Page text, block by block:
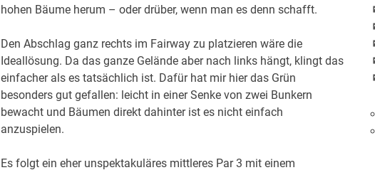
hohen Bäume herum – oder drüber, wenn man es denn schafft.
Den Abschlag ganz rechts im Fairway zu platzieren wäre die
Ideallösung. Da das ganze Gelände aber nach links hängt, klingt das
einfacher als es tatsächlich ist. Dafür hat mir hier das Grün
besonders gut gefallen: leicht in einer Senke von zwei Bunkern
bewacht und Bäumen direkt dahinter ist es nicht einfach
anzuspielen.
Es folgt ein eher unspektakuläres mittleres Par 3 mit einem